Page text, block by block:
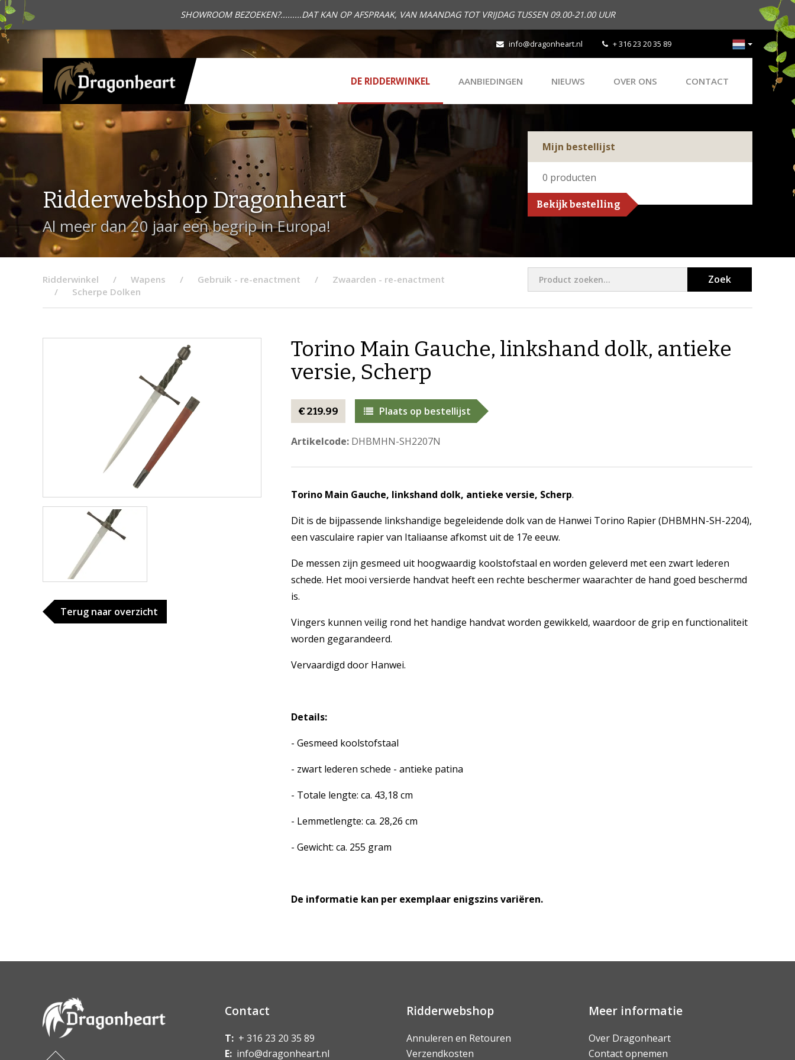
SHOWROOM BEZOEKEN?.........DAT KAN OP AFSPRAAK, VAN MAANDAG TOT VRIJDAG TUSSEN 09.00-21.00 UUR
info@dragonheart.nl + 316 23 20 35 89
DE RIDDERWINKEL AANBIEDINGEN NIEUWS OVER ONS CONTACT
Ridderwebshop Dragonheart
Al meer dan 20 jaar een begrip in Europa!
Mijn bestellijst
0 producten
Bekijk bestelling
Ridderwinkel Wapens Gebruik - re-enactment
Zwaarden - re-enactment
Scherpe Dolken
Zoek
Terug naar overzicht
Torino Main Gauche, linkshand dolk, antieke
versie, Scherp
€ 219.99 Plaats op bestellijst
Artikelcode:DHBMHN-SH2207N
Torino Main Gauche, linkshand dolk, antieke versie, Scherp.
Dit is de bijpassende linkshandige begeleidende dolk van de Hanwei Torino Rapier (DHBMHN-SH-2204),
een vasculaire rapier van Italiaanse afkomst uit de 17e eeuw.
De messen zijn gesmeed uit hoogwaardig koolstofstaal en worden geleverd met een zwart lederen
schede. Het mooi versierde handvat heeft een rechte beschermer waarachter de hand goed beschermd
is.
Vingers kunnen veilig rond het handige handvat worden gewikkeld, waardoor de grip en functionaliteit
worden gegarandeerd.
Vervaardigd door Hanwei.
Details:
- Gesmeed koolstofstaal
- zwart lederen schede - antieke patina
- Totale lengte: ca. 43,18 cm
- Lemmetlengte: ca. 28,26 cm
- Gewicht: ca. 255 gram
De informatie kan per exemplaar enigszins variëren.
Contact
T: + 316 23 20 35 89
E: info@dragonheart.nl
Ridderwebshop
Annuleren en Retouren
Verzendkosten
Meer informatie
Over Dragonheart
Contact opnemen